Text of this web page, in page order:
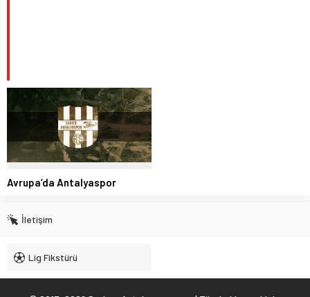
Avrupa’da Antalyaspor
İletişim
Lig Fikstürü